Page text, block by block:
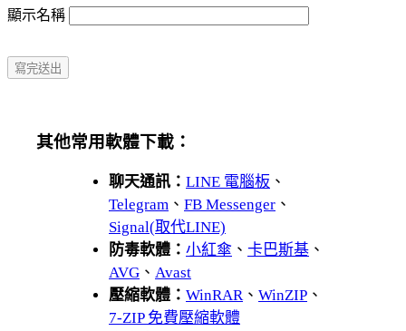
顯示名稱
其他常用軟體下載：
聊天通訊： LINE 電腦板 、
Telegram 、 FB Messenger 、
Signal(取代LINE)
防毒軟體： 小紅傘 、 卡巴斯基 、
AVG 、 Avast
壓縮軟體： WinRAR、 WinZIP 、
7-ZIP 免費壓縮軟體